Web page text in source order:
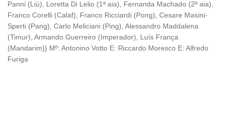
Panni (Liù), Loretta Di Lelio (1ª aia), Fernanda Machado (2ª aia),
Franco Corelli (Calaf), Franco Ricciardi (Pong), Cesare Masini-
Sperti (Pang), Carlo Meliciani (Ping), Alessandro Maddalena
(Timur), Armando Guerreiro (Imperador), Luís França
(Mandarim)} Mº: Antonino Votto E: Riccardo Moresco E: Alfredo
Furiga